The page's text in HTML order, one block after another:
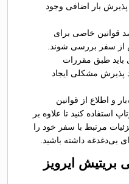
بار اضافی وجود
قوانین خاصی برای
از سفر بررسی شوند.
باید طبق مقررات
پذیرش مشکلی ایجاد
و اطلاع از قوانین
استفاده کنید تا علاوه بر
مرتبط با سفر خود را
بی‌دغدغه داشته باشید.
بریتیش ایرویز